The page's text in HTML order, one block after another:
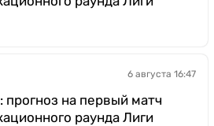
6 августа 16:47
на первый матч
раунда Лиги